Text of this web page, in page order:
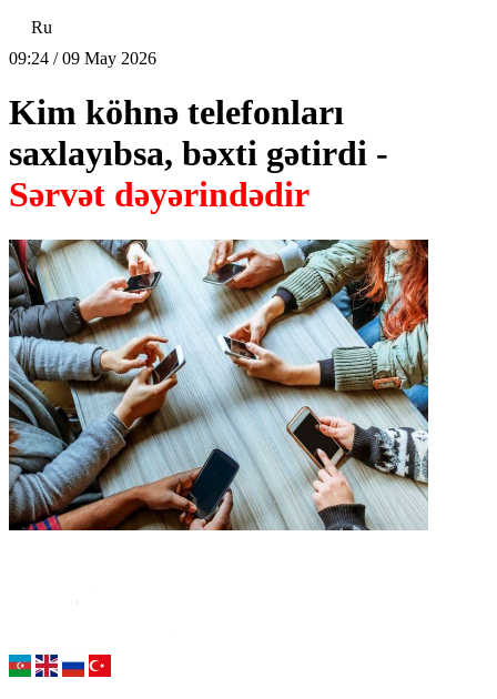
Ru
09:24 / 09 May 2026
Kim köhnə telefonları
saxlayıbsa, bəxti gətirdi -
Sərvət dəyərindədir